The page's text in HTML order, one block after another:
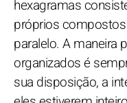
hexagramas
próprios
paralelo. A maneira
organizados é
sua disposição, a